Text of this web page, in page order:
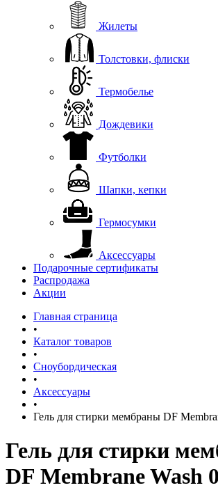
Жилеты
Толстовки, флиски
Термобелье
Дождевики
Футболки
Шапки, кепки
Гермосумки
Аксессуары
Подарочные сертификаты
Распродажа
Акции
Главная страница
•
Каталог товаров
•
Сноубордическая
•
Аксессуары
•
Гель для стирки мембраны DF
Гель для стирки
DF Membrane Wash